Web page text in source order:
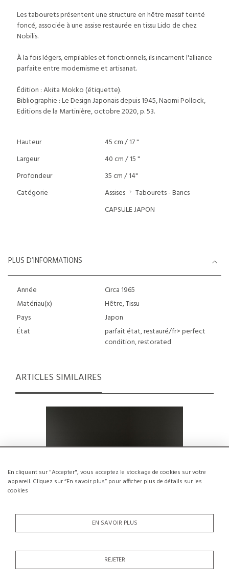
En cliquant sur "Accepter", vous acceptez le stockage de cookies sur votre
appareil. Cliquez sur “En savoir plus” pour afficher plus de détails sur les
cookies
EN SAVOIR PLUS
REJETER
Les tabourets présentent une structure en hêtre massif teinté
foncé, associée à une assise restaurée en tissu Lido de chez
Nobilis.
À la fois légers, empilables et fonctionnels, ils incarnent l'alliance
parfaite entre modernisme et artisanat.
Édition : Akita Mokko (étiquette).
Bibliographie : Le Design Japonais depuis 1945, Naomi Pollock,
Editions de la Martinière, octobre 2020, p. 53.
Hauteur
45 cm / 17 "
Largeur
40 cm / 15 "
Profondeur
35 cm / 14"
Catégorie
Assises
Tabourets - Bancs
CAPSULE JAPON
PLUS D’INFORMATIONS
Année
Circa 1965
Matériau(x)
Hêtre, Tissu
Pays
Japon
État
parfait état, restauré/fr>perfect
condition, restorated
ARTICLES SIMILAIRES
Suite de 4 chaises par Isamu Kenmochi
Édition Akita Mokko, Japon 1970
Paire